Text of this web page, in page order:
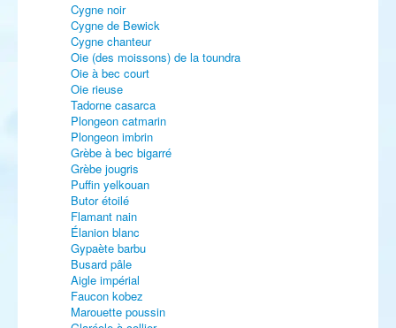
Cygne noir
Cygne de Bewick
Cygne chanteur
Oie (des moissons) de la toundra
Oie à bec court
Oie rieuse
Tadorne casarca
Plongeon catmarin
Plongeon imbrin
Grèbe à bec bigarré
Grèbe jougris
Puffin yelkouan
Butor étoilé
Flamant nain
Élanion blanc
Gypaète barbu
Busard pâle
Aigle impérial
Faucon kobez
Marouette poussin